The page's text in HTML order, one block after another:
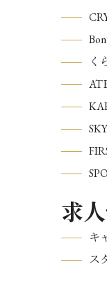
く
求
キ
ス